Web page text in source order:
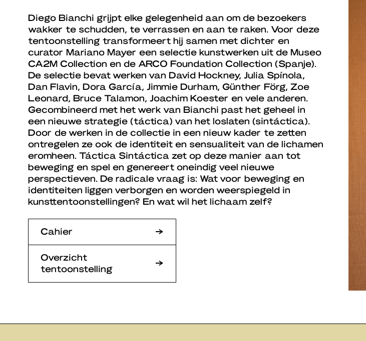
Diego Bianchi grijpt elke gelegenheid aan om de bezoekers
wakker te schudden, te verrassen en aan te raken. Voor deze
tentoonstelling transformeert hij samen met dichter en
curator Mariano Mayer een selectie kunstwerken uit de Museo
CA2M Collection en de ARCO Foundation Collection (Spanje).
De selectie bevat werken van David Hockney, Julia Spínola,
Dan Flavin, Dora García, Jimmie Durham, Günther Förg, Zoe
Leonard, Bruce Talamon, Joachim Koester en vele anderen.
Gecombineerd met het werk van Bianchi past het geheel in
een nieuwe strategie (táctica) van het loslaten (sintáctica).
Door de werken in de collectie in een nieuw kader te zetten
ontregelen ze ook de identiteit en sensualiteit van de lichamen
eromheen. Táctica Sintáctica zet op deze manier aan tot
beweging en spel en genereert oneindig veel nieuwe
perspectieven. De radicale vraag is: Wat voor beweging en
identiteiten liggen verborgen en worden weerspiegeld in
kunsttentoonstellingen? En wat wil het lichaam zelf?
Cahier
Overzicht
tentoonstelling